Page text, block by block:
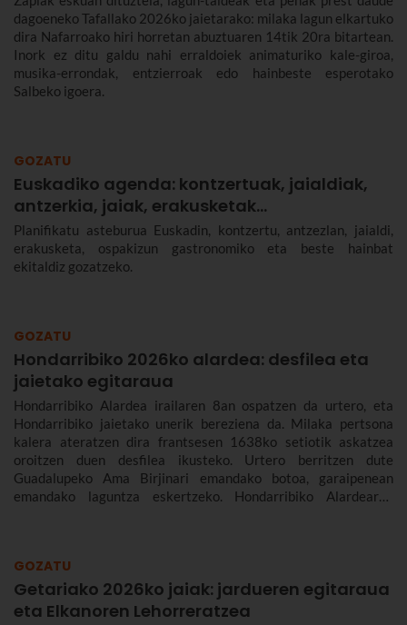
dagoeneko Tafallako 2026ko jaietarako: milaka lagun elkartuko
dira Nafarroako hiri horretan abuztuaren 14tik 20ra bitartean.
Inork ez ditu galdu nahi erraldoiek animaturiko kale-giroa,
musika-errondak, entzierroak edo hainbeste esperotako
Salbeko igoera.
GOZATU
Euskadiko agenda: kontzertuak, jaialdiak,
antzerkia, jaiak, erakusketak…
Planifikatu asteburua Euskadin, kontzertu, antzezlan, jaialdi,
erakusketa, ospakizun gastronomiko eta beste hainbat
ekitaldiz gozatzeko.
GOZATU
Hondarribiko 2026ko alardea: desfilea eta
jaietako egitaraua
Hondarribiko Alardea irailaren 8an ospatzen da urtero, eta
Hondarribiko jaietako unerik bereziena da. Milaka pertsona
kalera ateratzen dira frantsesen 1638ko setiotik askatzea
oroitzen duen desfilea ikusteko. Urtero berritzen dute
Guadalupeko Ama Birjinari emandako botoa, garaipenean
emandako laguntza eskertzeko. Hondarribiko Alardearen
GOZATU
Getariako 2026ko jaiak: jardueren egitaraua
eta Elkanoren Lehorreratzea